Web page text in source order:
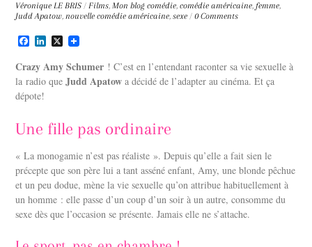
Véronique LE BRIS / Films,Mon blog comédie,comédie américaine, femme,
Judd Apatow,nouvelle comédie américaine,sexe / 0 Comments
F
c
e
b
o
L
n
k
e
X
Crazy Amy Schumer ! C’est en l’entendant raconter sa vie sexuelle à
la radio queJudd Apatow a décidé de l’adapter au cinéma. Et ça
dépote!
Une fille pas ordinaire
« La monogamie n’est pas réaliste ». Depuis qu’elle a fait sien le
précepte que son père lui a tant asséné enfant, Amy, une blonde pêchue
et un peu dodue, mène la vie sexuelle qu’on attribue habituellement à
un homme : elle passe d’un coup d’un soir à un autre, consomme du
sexe dès que l’occasion se présente. Jamais elle ne s’attache.